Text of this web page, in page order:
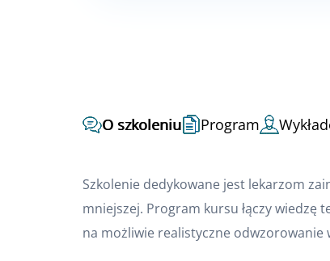
O szkoleniu Program
Szkolenie dedykowane jest lekarzom
mniejszej. Program kursu łączy
na możliwie realistyczne